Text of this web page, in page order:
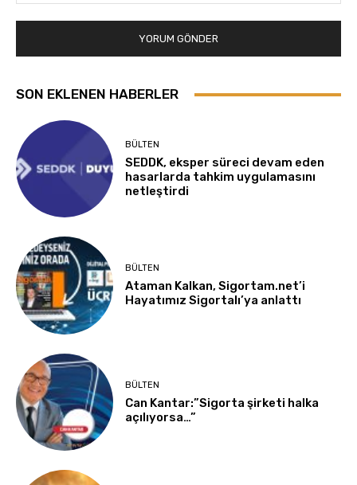
SON EKLENEN HABERLER
BÜLTEN
SEDDK, eksper süreci devam eden
hasarlarda tahkim uygulamasını
netleştirdi
BÜLTEN
Ataman Kalkan, Sigortam.net’i
Hayatımız Sigortalı’ya anlattı
BÜLTEN
Can Kantar:”Sigorta şirketi halka
açılıyorsa…”